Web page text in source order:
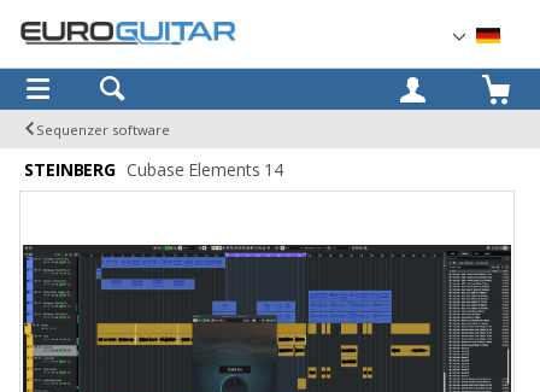
OK
Sequenzer software
STEINBERG Cubase Elements 14